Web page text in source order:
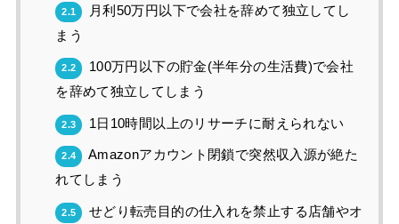
2.1
月利50万円以下で会社を辞めて独立してし
まう
2.2
100万円以下の貯金(半年分の生活費)で会社
を辞めて独立してしまう
2.3 1日10時間以上のリサーチに耐えられない
2.4
Amazonアカウント閉鎖で突然収入源が絶た
れてしまう
2.5
せどり転売目的の仕入れを禁止する店舗やオ